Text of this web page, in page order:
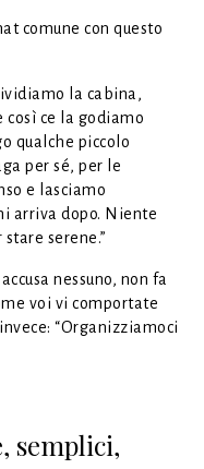
comune con questo
la cabina,
ce la godiamo
qualche piccolo
per sé, per le
e lasciamo
arriva dopo. Niente
serene.”
nessuno, non fa
voi vi comportate
“Organizziamoci
semplici,